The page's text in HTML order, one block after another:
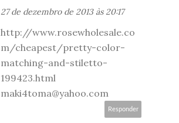
27 de dezembro de 2013 às 20:17
http://www.rosewholesale.co
m/cheapest/pretty-color-
matching-and-stiletto-
199423.html
maki4toma@yahoo.com
Responder